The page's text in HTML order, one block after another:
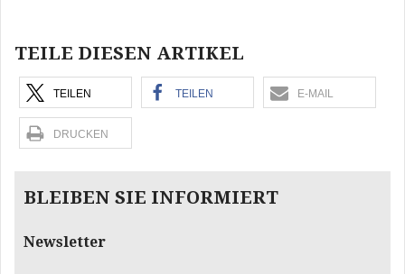
TEILE DIESEN ARTIKEL
TEILEN TEILEN E-MAIL
DRUCKEN
BLEIBEN SIE INFORMIERT
Newsletter